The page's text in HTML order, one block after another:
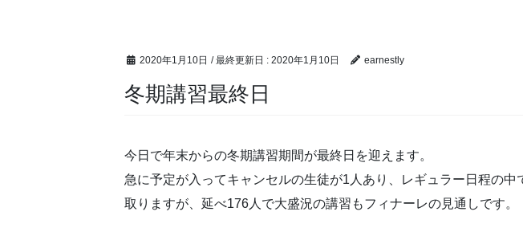
2020年1月10日 / 最終更新日 :2020年1月10日 earnestly
冬期講習最終日
今日で年末からの冬期講習期間が最終日を迎えます。
急に予定が入ってキャンセルの生徒が1人あり、レギュラー日程の中
取りますが、延べ176人で大盛況の講習もフィナーレの見通しです。